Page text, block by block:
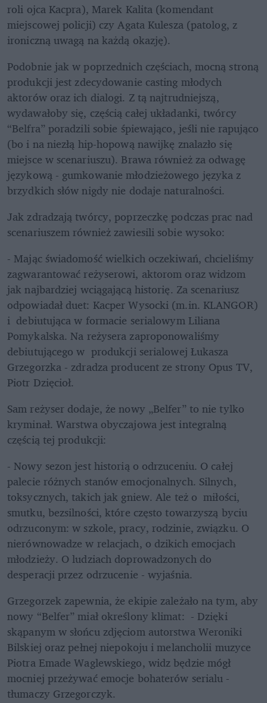
roli ojca Kacpra), Marek Kalita (komendant
miejscowej policji) czy Agata Kulesza (patolog, z
ironiczną uwagą na każdą okazję).
Podobnie jak w poprzednich częściach, mocną stroną
produkcji jest zdecydowanie casting młodych
aktorów oraz ich dialogi. Z tą najtrudniejszą,
wydawałoby się, częścią całej układanki, twórcy
“Belfra” poradzili sobie śpiewająco, jeśli nie rapująco
(bo i na niezłą hip-hopową nawijkę znalazło się
miejsce w scenariuszu). Brawa również za odwagę
językową - gumkowanie młodzieżowego języka z
brzydkich słów nigdy nie dodaje naturalności.
Jak zdradzają twórcy, poprzeczkę podczas prac nad
scenariuszem również zawiesili sobie wysoko:
- Mając świadomość wielkich oczekiwań, chcieliśmy
zagwarantować reżyserowi, aktorom oraz widzom
jak najbardziej wciągającą historię. Za scenariusz
odpowiadał duet: Kacper Wysocki (m.in. KLANGOR)
i  debiutująca w formacie serialowym Liliana
Pomykalska. Na reżysera zaproponowaliśmy
debiutującego w  produkcji serialowej Łukasza
Grzegorzka - zdradza producent ze strony Opus TV,
Piotr Dzięcioł.
Sam reżyser dodaje, że nowy „Belfer” to nie tylko
kryminał. Warstwa obyczajowa jest integralną
częścią tej produkcji:
- Nowy sezon jest historią o odrzuceniu. O całej
palecie różnych stanów emocjonalnych. Silnych,
toksycznych, takich jak gniew. Ale też o  miłości,
smutku, bezsilności, które często towarzyszą byciu
odrzuconym: w szkole, pracy, rodzinie, związku. O
nierównowadze w relacjach, o dzikich emocjach
młodzieży. O ludziach doprowadzonych do
desperacji przez odrzucenie - wyjaśnia.
Grzegorzek zapewnia, że ekipie zależało na tym, aby
nowy “Belfer” miał określony klimat:  - Dzięki
skąpanym w słońcu zdjęciom autorstwa Weroniki
Bilskiej oraz pełnej niepokoju i melancholii muzyce
Piotra Emade Waglewskiego, widz będzie mógł
mocniej przeżywać emocje bohaterów serialu -
tłumaczy Grzegorczyk.